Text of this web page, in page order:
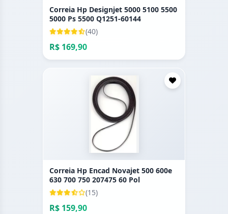
Correia Hp Designjet 5000 5100 5500
5000 Ps 5500 Q1251-60144
(40)
R$ 169,90
Correia Hp Encad Novajet 500 600e
630 700 750 207475 60 Pol
(15)
R$ 159,90